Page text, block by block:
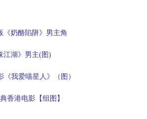
《奶酪陷阱》男主角
江湖》男主(图)
我爱喵星人》（图）
香港电影【组图】